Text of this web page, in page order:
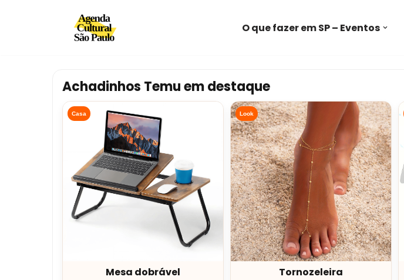
O que fazer em SP – Eventos
Achadinhos Temu em destaque
Casa
Mesa dobrável
Look
Tornozeleira